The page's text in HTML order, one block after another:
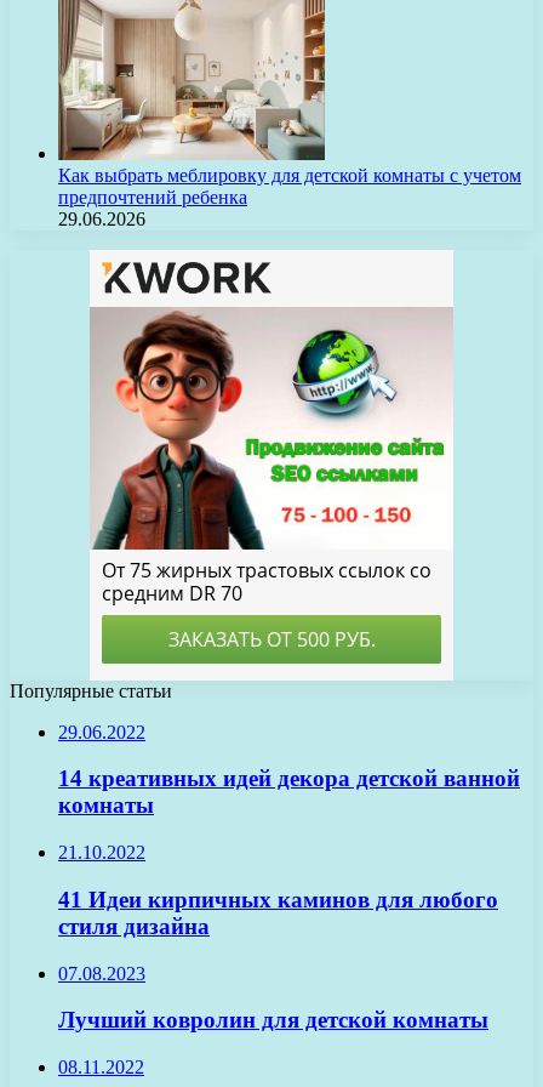
Как выбрать меблировку для детской комнаты с учетом
предпочтений ребенка
29.06.2026
Популярные статьи
29.06.2022
14 креативных идей декора детской ванной
комнаты
21.10.2022
41 Идеи кирпичных каминов для любого
стиля дизайна
07.08.2023
Лучший ковролин для детской комнаты
08.11.2022